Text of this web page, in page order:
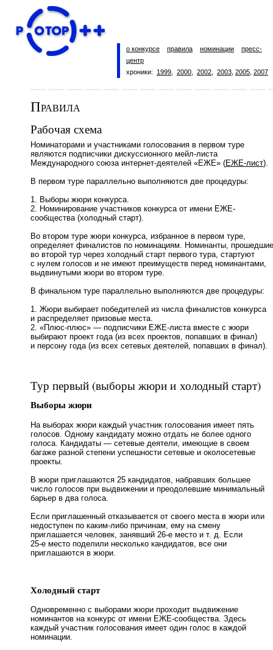
о конкурсе правила номинации
пресс-
центр
хроники: 1999 2000 2002 2003 2005 2007
Правила
Рабочая схема
Номинаторами и участниками голосования в первом туре
являются подписчики дискуссионного мейл-листа
Международного союза интернет-деятелей «ЕЖЕ» (ЕЖЕ-лист).
В первом туре параллельно выполняются две процедуры:
1. Выборы жюри конкурса.
2. Номинирование участников конкурса от имени ЕЖЕ-
сообщества (холодный старт).
Во втором туре жюри конкурса, избранное в первом туре,
определяет финалистов по номинациям. Номинанты, прошедшие
во второй тур через холодный старт первого тура, стартуют
с нулем голосов и не имеют преимуществ перед номинантами,
выдвинутыми жюри во втором туре.
В финальном туре параллельно выполняются две процедуры:
1. Жюри выбирает победителей из числа финалистов конкурса
и распределяет призовые места.
2. «Плюс-плюс» — подписчики ЕЖЕ-листа вместе с жюри
выбирают проект года (из всех проектов, попавших в финал)
и персону года (из всех сетевых деятелей, попавших в финал).
Тур первый (выборы жюри и холодный старт)
Выборы жюри
На выборах жюри каждый участник голосования имеет пять
голосов. Одному кандидату можно отдать не более одного
голоса. Кандидаты — сетевые деятели, имеющие в своем
багаже разной степени успешности сетевые и околосетевые
проекты.
В жюри приглашаются 25 кандидатов, набравших большее
число голосов при выдвижении и преодолевшие минимальный
барьер в два голоса.
Если приглашенный отказывается от своего места в жюри или
недоступен по каким-либо причинам, ему на смену
приглашается человек, занявший 26-е место и т. д. Если
25-е место поделили несколько кандидатов, все они
приглашаются в жюри.
Холодный старт
Одновременно с выборами жюри проходит выдвижение
номинантов на конкурс от имени ЕЖЕ-сообщества. Здесь
каждый участник голосования имеет один голос в каждой
номинации.